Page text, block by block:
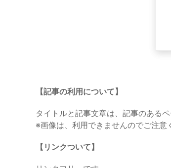
【記事の利用について】
タイトルと記事文章は、記事のある
※画像は、利用できませんのでご注意
【リンクついて】